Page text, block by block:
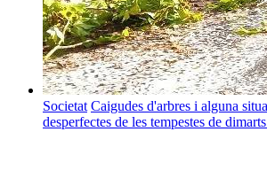
Societat Caigudes d'arbres i alguna
desperfectes de les tempestes de